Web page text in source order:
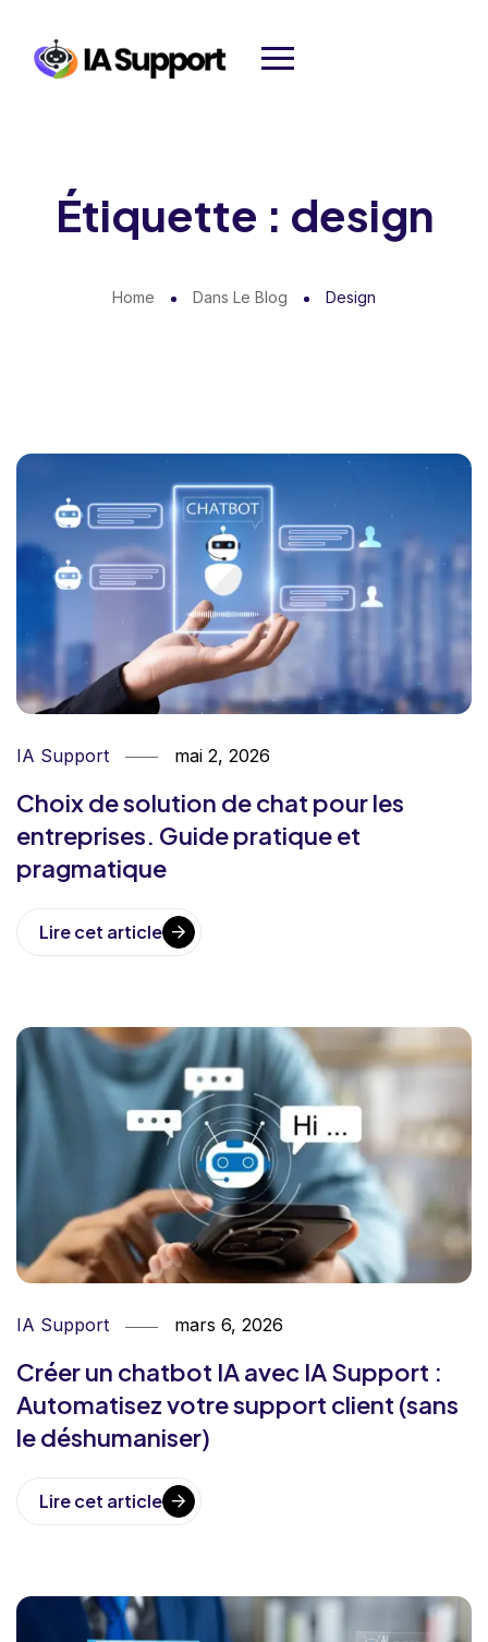
Étiquette : design
Home Dans Le Blog Design
IA Support mai 2, 2026
Choix de solution de chat pour les
entreprises. Guide pratique et
pragmatique
Lire cet article
IA Support mars 6, 2026
Créer un chatbot IA avec IA Support :
Automatisez votre support client (sans
le déshumaniser)
Lire cet article